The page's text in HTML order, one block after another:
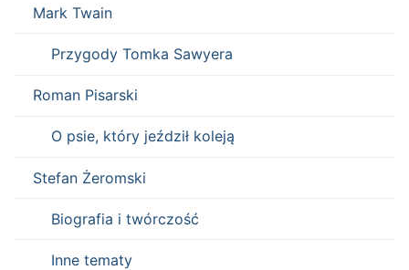
Mark Twain
Przygody Tomka Sawyera
Roman Pisarski
O psie, który jeździł koleją
Stefan Żeromski
Biografia i twórczość
Inne tematy